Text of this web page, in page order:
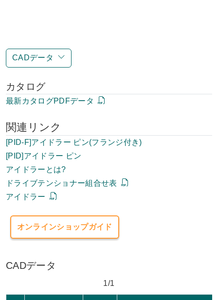
CADデータ
カタログ
最新カタログPDFデータ
関連リンク
[PID-F]アイドラー ピン(フランジ付き)
[PID]アイドラー ピン
アイドラーとは?
ドライブテンショナー組合せ表
アイドラー
オンラインショップガイド
CADデータ
1/1